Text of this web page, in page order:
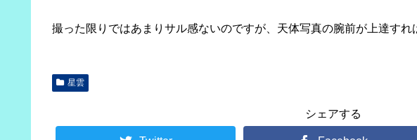
撮った限りではあまりサル感ないのですが、天体写真の腕前が上達すれ
星雲
シェアする